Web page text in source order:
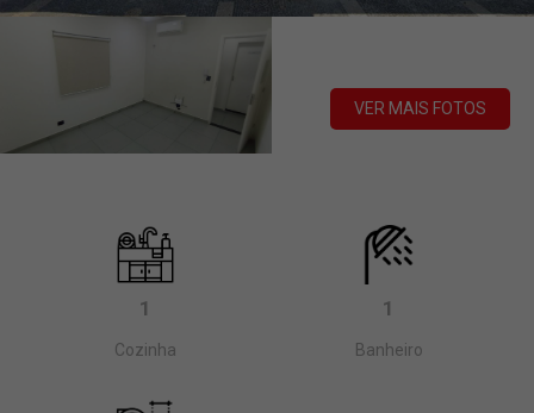
VER MAIS FOTOS
1
Cozinha
1
Banheiro